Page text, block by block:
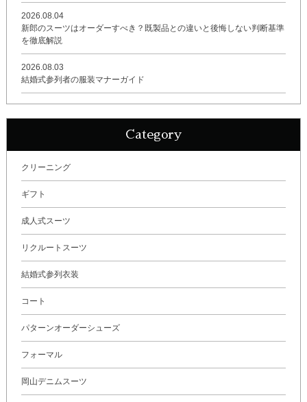
2026.08.04
新郎のスーツはオーダーすべき？既製品との違いと後悔しない判断基準
を徹底解説
2026.08.03
結婚式参列者の服装マナーガイド
Category
クリーニング
ギフト
成人式スーツ
リクルートスーツ
結婚式参列衣装
コート
パターンオーダーシューズ
フォーマル
岡山デニムスーツ